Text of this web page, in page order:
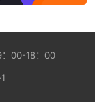
：00-18：00